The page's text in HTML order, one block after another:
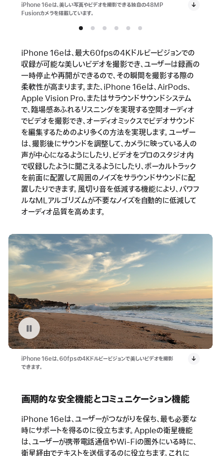
iPhone 16eは、美しい写真やビデオを撮影できる独自の48MP
Fusionカメラを搭載しています。
iPhone 16eは、最大60fpsの4Kドルビービジョンでの
収録が可能な美しいビデオを撮影でき、ユーザーは録画の
一時停止や再開ができるので、その瞬間を撮影する際の
柔軟性が高まります。また、iPhone 16eは、AirPods、
Apple Vision Pro、またはサラウンドサウンドシステム
で、臨場感あふれるリスニングを実現する空間オーディオ
でビデオを撮影でき、オーディオミックスでビデオサウンド
を編集するためのより多くの方法を実現します。ユーザー
は、撮影後にサウンドを調整して、カメラに映っている人の
声が中心になるようにしたり、ビデオをプロのスタジオ内
で収録したように聞こえるようにしたり、ボーカルトラック
を前面に配置して周囲のノイズをサラウンドサウンドに配
置したりできます。風切り音を低減する機能により、パワフ
ルなMLアルゴリズムが不要なノイズを自動的に低減して
オーディオ品質を高めます。
ビデオを停止 : iPhone 16eの4Kビデオ
iPhone 16eは、60fpsの4Kドルビービジョンで美しいビデオを撮影
できます。
画期的な安全機能とコミュニケーション機能
iPhone 16eは、ユーザーがつながりを保ち、最も必要な
時にサポートを得るのに役立ちます。Appleの衛星機能
は、ユーザーが携帯電話通信やWi-Fiの圏外にいる時に、
衛星経由でテキストを送信するのに役立ちます。これに